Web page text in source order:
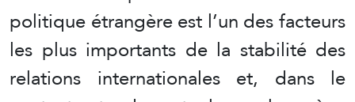
politique étrangère est l’un des facteurs
les plus importants de la stabilité des
relations internationales et, dans le